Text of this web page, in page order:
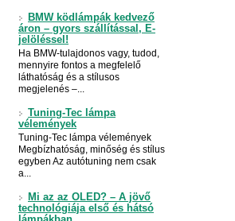
BMW ködlámpák kedvező
áron – gyors szállítással, E-
jelöléssel!
Ha BMW-tulajdonos vagy, tudod,
mennyire fontos a megfelelő
láthatóság és a stílusos
megjelenés –...
Tuning-Tec lámpa
vélemények
Tuning-Tec lámpa vélemények
Megbízhatóság, minőség és stílus
egyben Az autótuning nem csak
a...
Mi az az OLED? – A jövő
technológiája első és hátsó